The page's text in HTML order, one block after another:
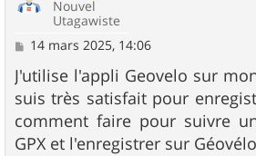
Nouvel
Utagawiste
M
s
s
a
g
e
14 mars 2025, 14:06
J'utilise l'appli Geovelo sur
suis très satisfait pour
comment faire pour suivre
GPX et l'enregistrer sur